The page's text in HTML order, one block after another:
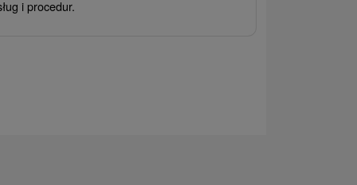
i procedur.